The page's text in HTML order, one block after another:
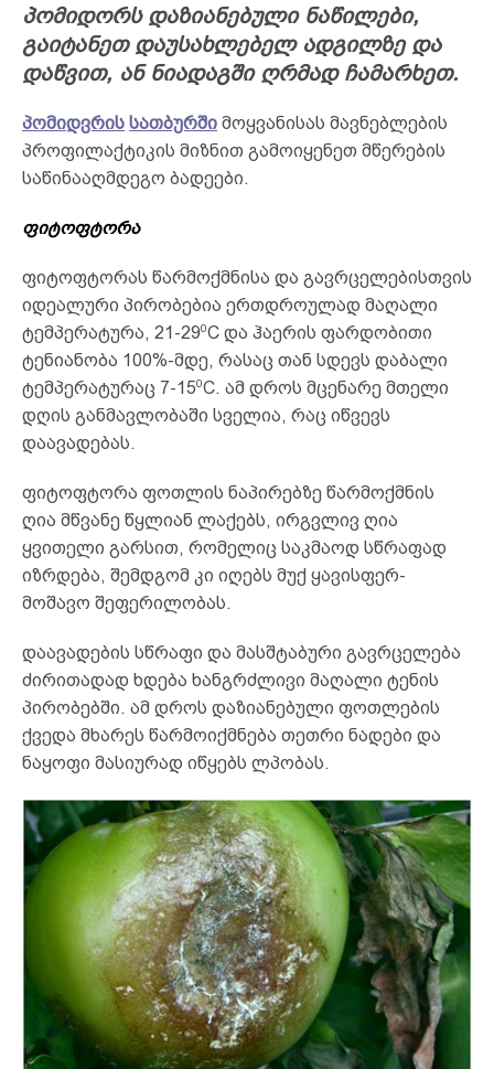
პომიდორს დაზიანებული ნაწილები,
გაიტანეთ დაუსახლებელ ადგილზე და
დაწვით, ან ნიადაგში ღრმად ჩამარხეთ.
პომიდვრის სათბურში მოყვანისას მავნებლების
პროფილაქტიკის მიზნით გამოიყენეთ მწერების
საწინააღმდეგო ბადეები.
ფიტოფტორა
ფიტოფტორას წარმოქმნისა და გავრცელებისთვის
იდეალური პირობებია ერთდროულად მაღალი
ტემპერატურა, 21-290C და ჰაერის ფარდობითი
ტენიანობა 100%-მდე, რასაც თან სდევს დაბალი
ტემპერატურაც 7-150C. ამ დროს მცენარე მთელი
დღის განმავლობაში სველია, რაც იწვევს
დაავადებას.
ფიტოფტორა ფოთლის ნაპირებზე წარმოქმნის
ღია მწვანე წყლიან ლაქებს, ირგვლივ ღია
ყვითელი გარსით, რომელიც საკმაოდ სწრაფად
იზრდება, შემდგომ კი იღებს მუქ ყავისფერ-
მოშავო შეფერილობას.
დაავადების სწრაფი და მასშტაბური გავრცელება
ძირითადად ხდება ხანგრძლივი მაღალი ტენის
პირობებში. ამ დროს დაზიანებული ფოთლების
ქვედა მხარეს წარმოიქმნება თეთრი ნადები და
ნაყოფი მასიურად იწყებს ლპობას.